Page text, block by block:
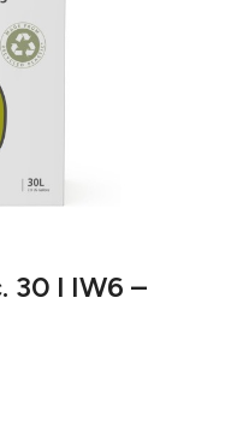
30 l IW6 –